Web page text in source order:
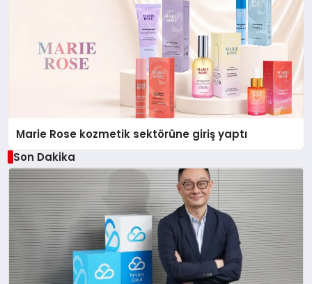
Marie Rose kozmetik sektörüne giriş yaptı
Son Dakika